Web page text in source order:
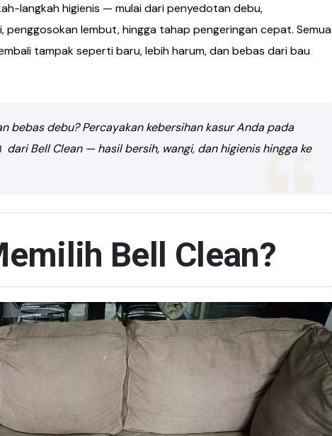
langkah higienis — mulai dari penyedotan debu,
lembut, hingga tahap pengeringan cepat. Semua
tampak seperti baru, lebih harum, dan bebas dari bau
bebas debu? Percayakan kebersihan kasur Anda pada
dari Bell Clean — hasil bersih, wangi, dan higienis hingga ke
Bell Clean?